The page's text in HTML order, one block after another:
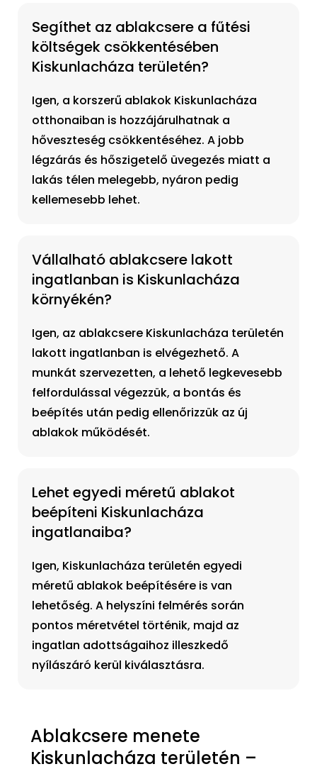
Segíthet az ablakcsere a fűtési
költségek csökkentésében
Kiskunlacháza területén?
Igen, a korszerű ablakok Kiskunlacháza
otthonaiban is hozzájárulhatnak a
hőveszteség csökkentéséhez. A jobb
légzárás és hőszigetelő üvegezés miatt a
lakás télen melegebb, nyáron pedig
kellemesebb lehet.
Vállalható ablakcsere lakott
ingatlanban is Kiskunlacháza
környékén?
Igen, az ablakcsere Kiskunlacháza területén
lakott ingatlanban is elvégezhető. A
munkát szervezetten, a lehető legkevesebb
felfordulással végezzük, a bontás és
beépítés után pedig ellenőrizzük az új
ablakok működését.
Lehet egyedi méretű ablakot
beépíteni Kiskunlacháza
ingatlanaiba?
Igen, Kiskunlacháza területén egyedi
méretű ablakok beépítésére is van
lehetőség. A helyszíni felmérés során
pontos méretvétel történik, majd az
ingatlan adottságaihoz illeszkedő
nyílászáró kerül kiválasztásra.
Ablakcsere menete
Kiskunlacháza területén –